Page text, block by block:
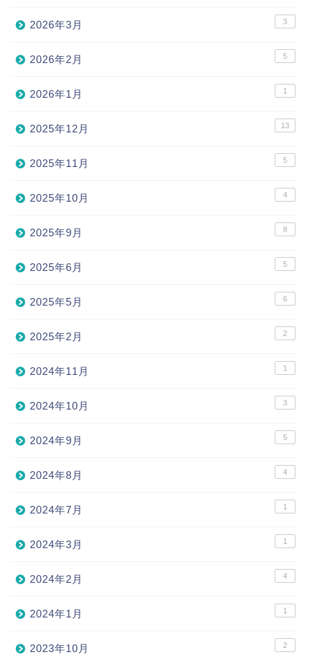
2026年3月 3
2026年2月 5
2026年1月 1
2025年12月 13
2025年11月 5
2025年10月 4
2025年9月 8
2025年6月 5
2025年5月 6
2025年2月 2
2024年11月 1
2024年10月 3
2024年9月 5
2024年8月 4
2024年7月 1
2024年3月 1
2024年2月 4
2024年1月 1
2023年10月 2